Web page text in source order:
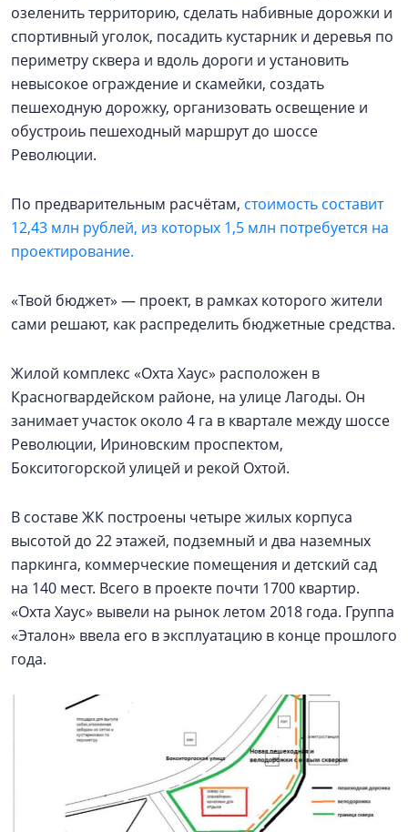
озеленить территорию, сделать набивные дорожки и
спортивный уголок, посадить кустарник и деревья по
периметру сквера и вдоль дороги и установить
невысокое ограждение и скамейки, создать
пешеходную дорожку, организовать освещение и
обустроиь пешеходный маршрут до шоссе
Революции.
По предварительным расчётам, стоимость составит
12,43 млн рублей, из которых 1,5 млн потребуется на
проектирование.
«Твой бюджет» — проект, в рамках которого жители
сами решают, как распределить бюджетные средства.
Жилой комплекс «Охта Хаус» расположен в
Красногвардейском районе, на улице Лагоды. Он
занимает участок около 4 га в квартале между шоссе
Революции, Ириновским проспектом,
Бокситогорской улицей и рекой Охтой.
В составе ЖК построены четыре жилых корпуса
высотой до 22 этажей, подземный и два наземных
паркинга, коммерческие помещения и детский сад
на 140 мест. Всего в проекте почти 1700 квартир.
«Охта Хаус» вывели на рынок летом 2018 года. Группа
«Эталон» ввела его в эксплуатацию в конце прошлого
года.